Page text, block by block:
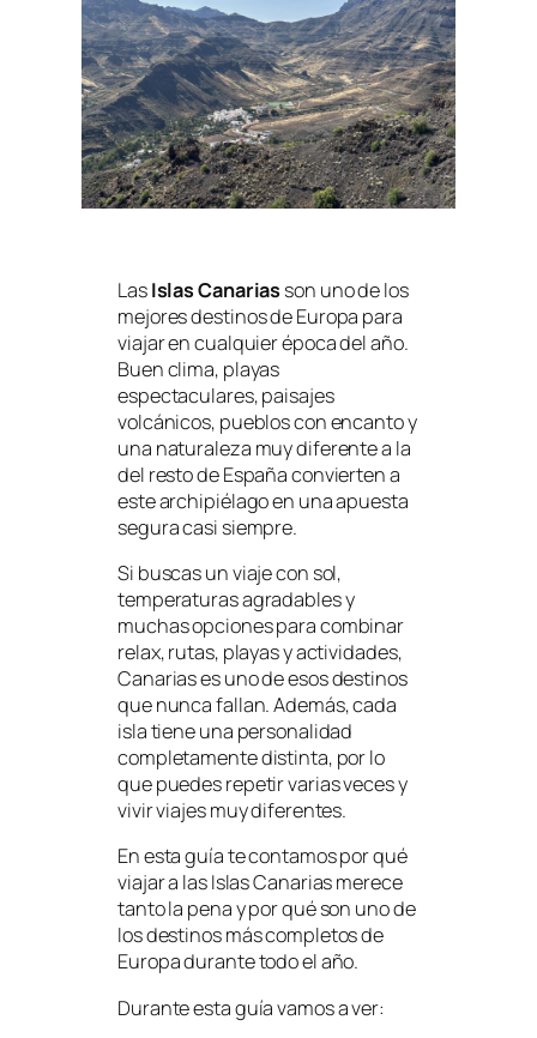
LasIslas Canariasson uno de los
mejores destinos de Europa para
viajar en cualquier época del año.
Buen clima, playas
espectaculares, paisajes
volcánicos, pueblos con encanto y
una naturaleza muy diferente a la
del resto de España convierten a
este archipiélago en una apuesta
segura casi siempre.
Si buscas un viaje con sol,
temperaturas agradables y
muchas opciones para combinar
relax, rutas, playas y actividades,
Canarias es uno de esos destinos
que nunca fallan. Además, cada
isla tiene una personalidad
completamente distinta, por lo
que puedes repetir varias veces y
vivir viajes muy diferentes.
En esta guía te contamos por qué
viajar a las Islas Canarias merece
tanto la pena y por qué son uno de
los destinos más completos de
Europa durante todo el año.
Durante esta guía vamos a ver: